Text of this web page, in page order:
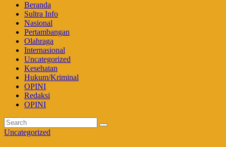
Beranda
Sultra Info
Nasional
Pertambangan
Olahraga
Internasional
Uncategorized
Kesehatan
Hukum/Kriminal
OPINI
Redaksi
OPINI
Uncategorized